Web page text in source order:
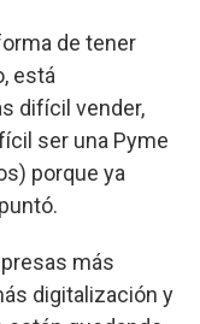
de tener
está
difícil vender,
ser una Pyme
porque ya
más
digitalización y